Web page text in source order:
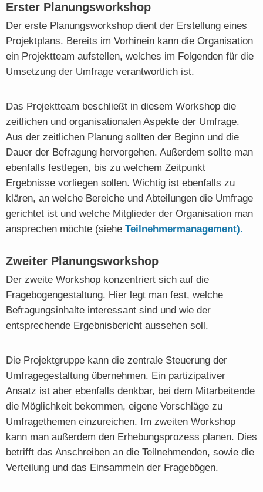
Erster Planungsworkshop
Der erste Planungsworkshop dient der Erstellung eines
Projektplans. Bereits im Vorhinein kann die Organisation
ein Projektteam aufstellen, welches im Folgenden für die
Umsetzung der Umfrage verantwortlich ist.
Das Projektteam beschließt in diesem Workshop die
zeitlichen und organisationalen Aspekte der Umfrage.
Aus der zeitlichen Planung sollten der Beginn und die
Dauer der Befragung hervorgehen. Außerdem sollte man
ebenfalls festlegen, bis zu welchem Zeitpunkt
Ergebnisse vorliegen sollen. Wichtig ist ebenfalls zu
klären, an welche Bereiche und Abteilungen die Umfrage
gerichtet ist und welche Mitglieder der Organisation man
ansprechen möchte (siehe Teilnehmermanagement).
Zweiter Planungsworkshop
Der zweite Workshop konzentriert sich auf die
Fragebogengestaltung. Hier legt man fest, welche
Befragungsinhalte interessant sind und wie der
entsprechende Ergebnisbericht aussehen soll.
Die Projektgruppe kann die zentrale Steuerung der
Umfragegestaltung übernehmen. Ein partizipativer
Ansatz ist aber ebenfalls denkbar, bei dem Mitarbeitende
die Möglichkeit bekommen, eigene Vorschläge zu
Umfragethemen einzureichen. Im zweiten Workshop
kann man außerdem den Erhebungsprozess planen. Dies
betrifft das Anschreiben an die Teilnehmenden, sowie die
Verteilung und das Einsammeln der Fragebögen.